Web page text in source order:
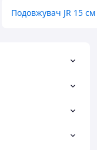
Подовжувач JR 15 см